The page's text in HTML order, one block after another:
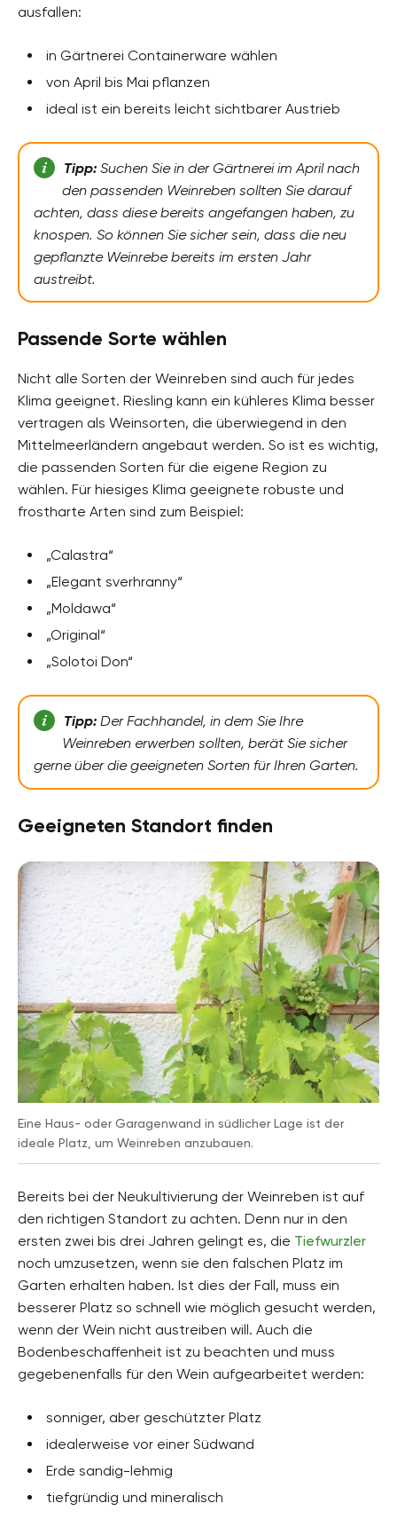
ausfallen:
in Gärtnerei Containerware wählen
von April bis Mai pflanzen
ideal ist ein bereits leicht sichtbarer Austrieb
Tipp: Suchen Sie in der Gärtnerei im April nach
den passenden Weinreben sollten Sie darauf
achten, dass diese bereits angefangen haben, zu
knospen. So können Sie sicher sein, dass die neu
gepflanzte Weinrebe bereits im ersten Jahr
austreibt.
Passende Sorte wählen
Nicht alle Sorten der Weinreben sind auch für jedes
Klima geeignet. Riesling kann ein kühleres Klima besser
vertragen als Weinsorten, die überwiegend in den
Mittelmeerländern angebaut werden. So ist es wichtig,
die passenden Sorten für die eigene Region zu
wählen. Für hiesiges Klima geeignete robuste und
frostharte Arten sind zum Beispiel:
„Calastra“
„Elegant sverhranny“
„Moldawa“
„Original“
„Solotoi Don“
Tipp: Der Fachhandel, in dem Sie Ihre
Weinreben erwerben sollten, berät Sie sicher
gerne über die geeigneten Sorten für Ihren Garten.
Geeigneten Standort finden
Eine Haus- oder Garagenwand in südlicher Lage ist der
ideale Platz, um Weinreben anzubauen.
Bereits bei der Neukultivierung der Weinreben ist auf
den richtigen Standort zu achten. Denn nur in den
ersten zwei bis drei Jahren gelingt es, die Tiefwurzler
noch umzusetzen, wenn sie den falschen Platz im
Garten erhalten haben. Ist dies der Fall, muss ein
besserer Platz so schnell wie möglich gesucht werden,
wenn der Wein nicht austreiben will. Auch die
Bodenbeschaffenheit ist zu beachten und muss
gegebenenfalls für den Wein aufgearbeitet werden:
sonniger, aber geschützter Platz
idealerweise vor einer Südwand
Erde sandig-lehmig
tiefgründig und mineralisch